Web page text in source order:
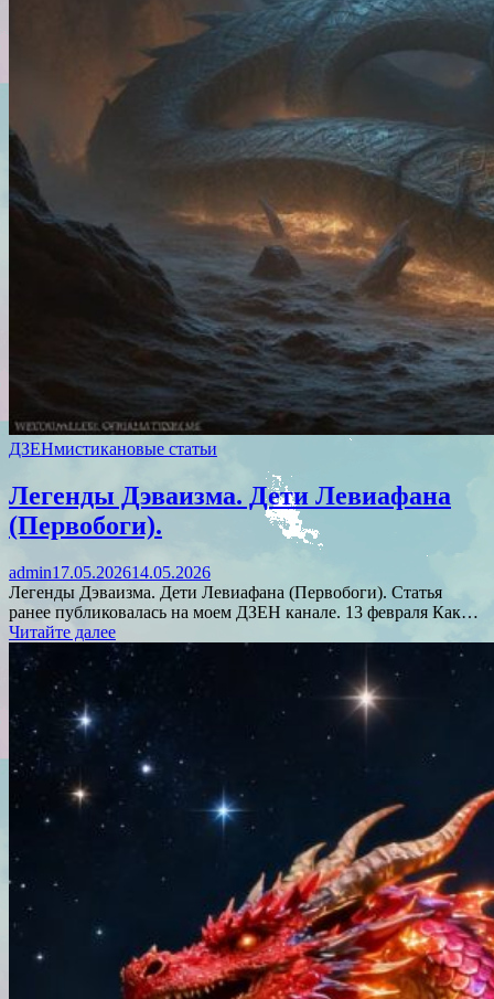
ДЗЕНмистикановые статьи
Легенды Дэваизма. Дети Левиафана
(Первобоги).
admin17.05.202614.05.2026
Легенды Дэваизма. Дети Левиафана (Первобоги). Статья
ранее публиковалась на моем ДЗЕН канале. 13 февраля Как…
Читайте далее